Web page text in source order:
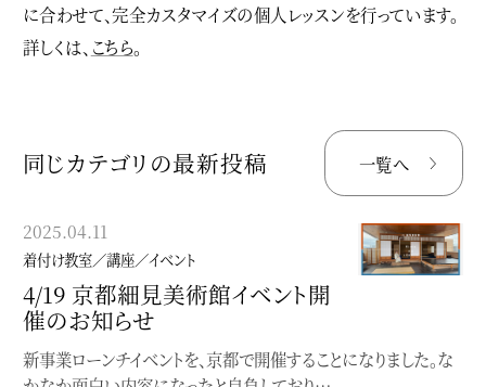
に合わせて、完全カスタマイズの個人レッスンを行っています。
詳しくは、 こちら。
同じカテゴリの最新投稿 一覧へ
2025.04.11
着付け教室／講座／イベント
4/19 京都細見美術館イベント開
催のお知らせ
新事業ローンチイベントを、京都で開催することになりました。な
2024.08.29
着付け教室／講座／イベント
個性にふれる、着物の楽しみ方
入門
〜どこから始めて良いか分からない貴方へ〜【座学】個性にふれ